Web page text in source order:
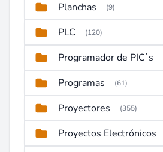
Planchas (9)
PLC (120)
Programador de PIC`s
Programas (61)
Proyectores (355)
Proyectos Electrónicos